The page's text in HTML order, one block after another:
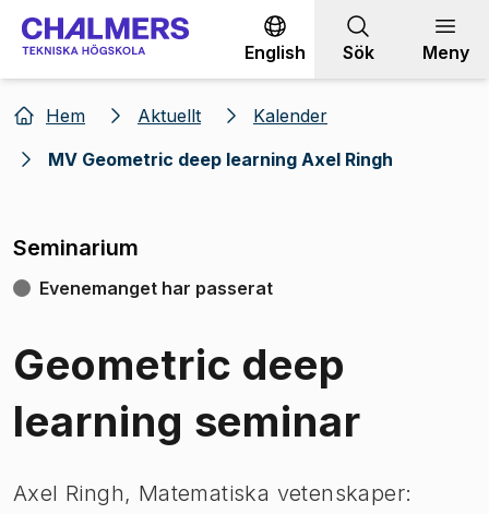
Gå till innehållet
English Sök Meny
Hem Aktuellt
Kalender
MV Geometric deep learning Axel Ringh
Seminarium
Evenemanget har passerat
Geometric deep
learning seminar
Axel Ringh, Matematiska vetenskaper: